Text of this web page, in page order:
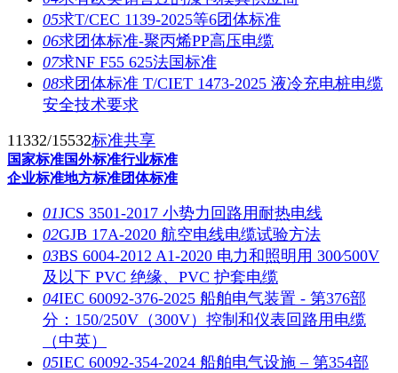
05求T/CEC 1139-2025等6团体标准
06求团体标准-聚丙烯PP高压电缆
07求NF F55 625法国标准
08求团体标准 T/CIET 1473-2025 液冷充电桩电缆
安全技术要求
11332/15532标准共享
国家标准国外标准行业标准
企业标准地方标准团体标准
01JCS 3501-2017 小势力回路用耐热电线
02GJB 17A-2020 航空电线电缆试验方法
03BS 6004-2012 A1-2020 电力和照明用 300∕500V
及以下 PVC 绝缘、PVC 护套电缆
04IEC 60092-376-2025 船舶电气装置 - 第376部
分：150/250V（300V）控制和仪表回路用电缆
（中英）
05IEC 60092-354-2024 船舶电气设施 – 第354部